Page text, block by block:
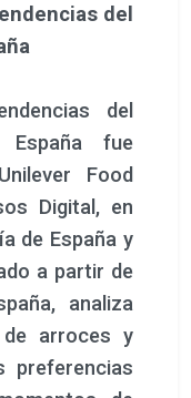
del
del
fue
Food
Digital, en
de España y
a partir de
analiza
arroces y
preferencias